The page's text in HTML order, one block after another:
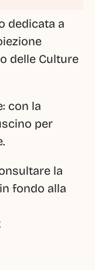
dedicata a
delle Culture
con la
per
la
fondo alla